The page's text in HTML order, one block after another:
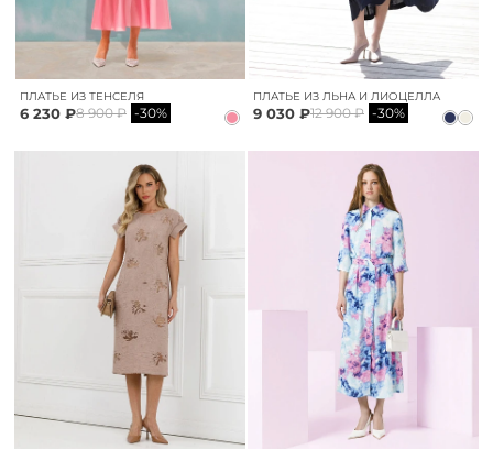
ПЛАТЬЕ ИЗ ТЕНСЕЛЯ
6 230 ₽8 900 ₽ -30%
ПЛАТЬЕ ИЗ ЛЬНА И ЛИОЦЕЛЛА
9 030 ₽12 900 ₽ -30%